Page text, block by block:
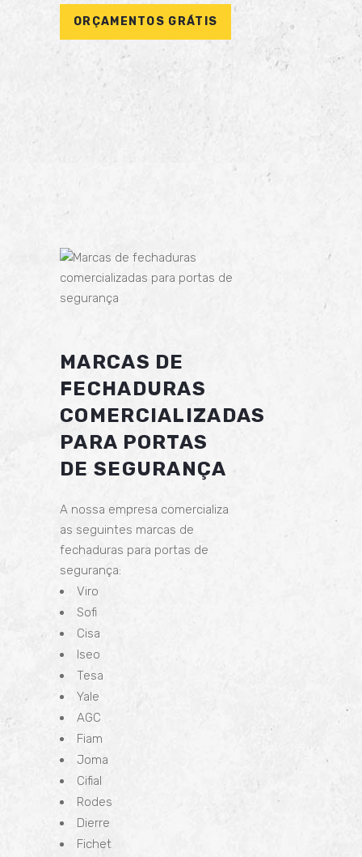
ORÇAMENTOS GRÁTIS
MARCAS DE
FECHADURAS
COMERCIALIZADAS
PARA PORTAS
DE SEGURANÇA
A nossa empresa comercializa
as seguintes marcas de
fechaduras para portas de
segurança:
Viro
Sofi
Cisa
Iseo
Tesa
Yale
AGC
Fiam
Joma
Cifial
Rodes
Dierre
Fichet